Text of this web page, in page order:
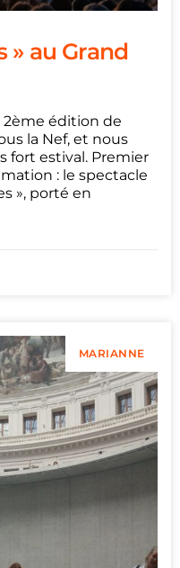
» au Grand
2ème édition de
la Nef, et nous
fort estival. Premier
: le spectacle
», porté en
MARIANNE